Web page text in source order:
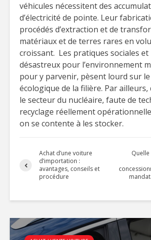
véhicules nécessitent des
d’électricité de pointe. Leur
procédés d’extraction et de
matériaux et de terres rares en
croissant. Les pratiques sociales et
désastreux pour l’environnement
pour y parvenir, pèsent lourd sur
écologique de la filière. Par ailleurs,
le secteur du nucléaire, faute de
recyclage réellement
on se contente à les stocker.
Achat d’une voiture
d’importation :
avantages, conseils et
procédure